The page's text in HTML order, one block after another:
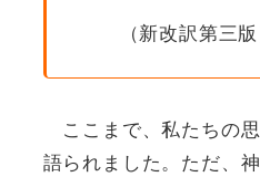
（新改訳第三版
ここまで、私たちの
語られました。ただ、